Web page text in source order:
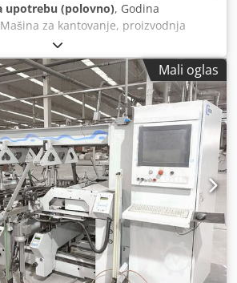
upotrebu (polovno), Godina
za kantovanje, proizvodnja
Optimat KAL210/6/A20/S2 je
pravih ivica radnih komada,
različitih materijala za
do 20 mm. Ima brzinu posmaka od 18–
je za debljinu radnih komada od 8
potrazi za visokokvalitetnim rešenjima
bi da razmotrite mašinu HOMAG
S2 koju nudimo na prodaju.
informacija. • Snaga motora
frezovanje spojeva: 2 motora od po 3
obradu: 2 motora od po 0,8 kW;
2 motora od po 1,5 kW •
Jedinica za frezovanje spojeva:
za završnu obradu: 12.000 obr/min;
12.000 obr/min • Jednostrana
Mali oglas